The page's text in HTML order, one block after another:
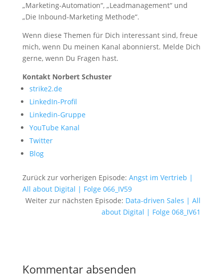
„Marketing-Automation“, „Leadmanagement“ und
„Die Inbound-Marketing Methode“.
Wenn diese Themen für Dich interessant sind, freue
mich, wenn Du meinen Kanal abonnierst. Melde Dich
gerne, wenn Du Fragen hast.
Kontakt Norbert Schuster
strike2.de
LinkedIn-Profil
Linkedin-Gruppe
YouTube Kanal
Twitter
Blog
Zurück zur vorherigen Episode: Angst im Vertrieb |
All about Digital | Folge 066_IV59
Weiter zur nächsten Episode: Data-driven Sales | All
about Digital | Folge 068_IV61
Kommentar absenden